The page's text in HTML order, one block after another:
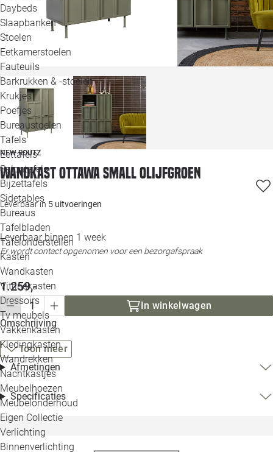
Daybeds
Slaapbanken
Stoelen
Eetkamerstoelen
Fauteuils
Barkrukken & -stoelen
Krukjes
Poefjes
Bureaustoelen
Tafels
Eettafels
Salontafels
Bijzettafels
Sidetables
Bureaus
Tafelbladen
Tafelonderstellen
Kasten
Wandkasten
Vitrinekasten
Dressoirs
Tv meubels
Vakkenkasten
Kledingkasten
Wandrekken
Nachtkastjes
Meubelhoezen
Meubelonderhoud
Eigen Collectie
Verlichting
Binnenverlichting
NEW ROUTZ
Wandkast Ottawa small olijfgroen
Leverbaar in 5 uitvoeringen
Leverbaar binnen 1 week
Er wordt contact opgenomen voor een bezorgafspraak
1.259,-
In winkelwagen
Omschrijving
Toon meer
Afmetingen
Specificaties